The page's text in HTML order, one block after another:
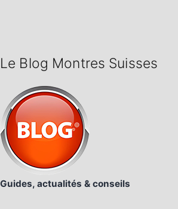
Le Blog Montres Suisses
Guides, actualités & conseils